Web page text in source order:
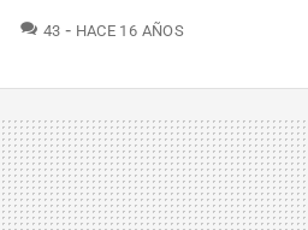
43 COMENTARIOS
HACE 16 AÑOS